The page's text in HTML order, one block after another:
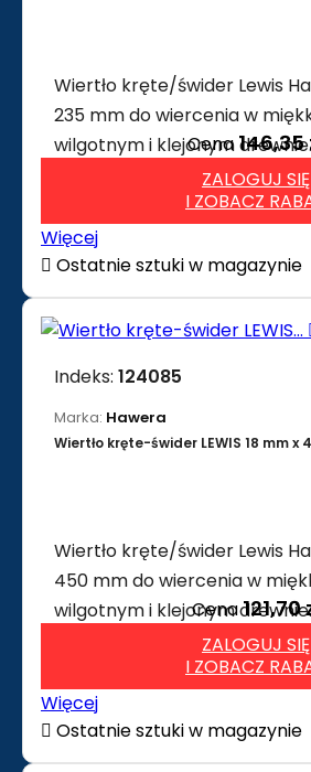
Wiertło kręte/świder Lewis
235 mm do wiercenia w
wilgotnym i klejonym drewnie.
Cena 146,35
ZALOGUJ SIĘ
I ZOBACZ
Więcej
 Ostatnie sztuki w magazynie
Indeks: 124085
Marka: Hawera
Wiertło kręte-świder LEWIS 18 mm x
Wiertło kręte/świder Lewis
450 mm do wiercenia w
wilgotnym i klejonym drewnie.
Cena121,70
ZALOGUJ SIĘ
I ZOBACZ
Więcej
 Ostatnie sztuki w magazynie